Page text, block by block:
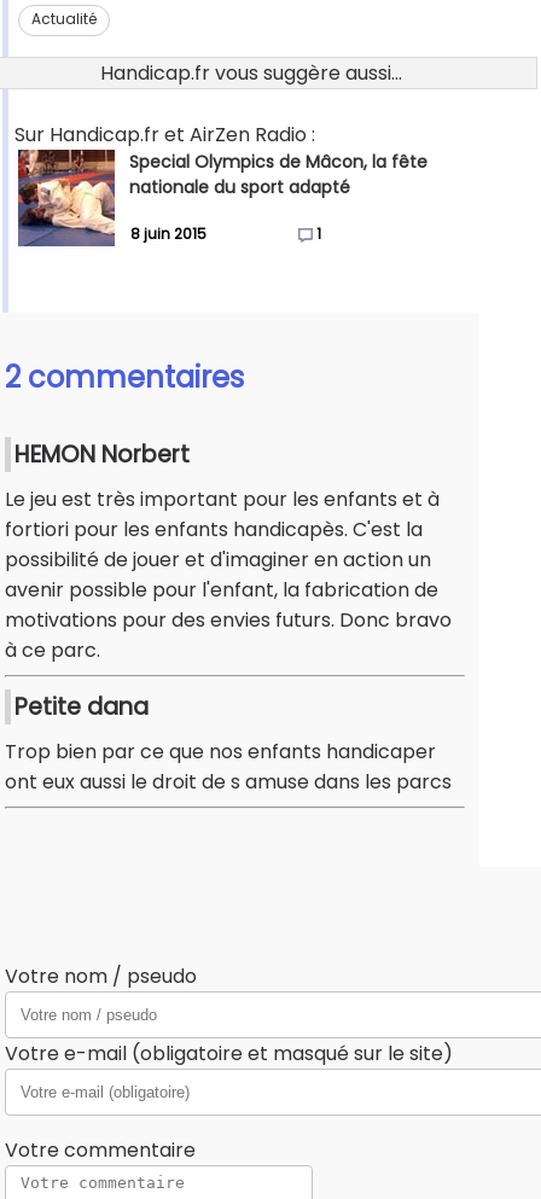
Actualité
Handicap.fr vous suggère aussi...
Sur Handicap.fr et AirZen Radio :
Special Olympics de Mâcon, la fête
nationale du sport adapté
8 juin 2015 1
2 commentaires
HEMON Norbert
Le jeu est très important pour les enfants et à
fortiori pour les enfants handicapès. C'est la
possibilité de jouer et d'imaginer en action un
avenir possible pour l'enfant, la fabrication de
motivations pour des envies futurs. Donc bravo
à ce parc.
Petite dana
Trop bien par ce que nos enfants handicaper
ont eux aussi le droit de s amuse dans les parcs
Votre nom / pseudo
Votre e-mail (obligatoire et masqué sur le site)
Votre commentaire